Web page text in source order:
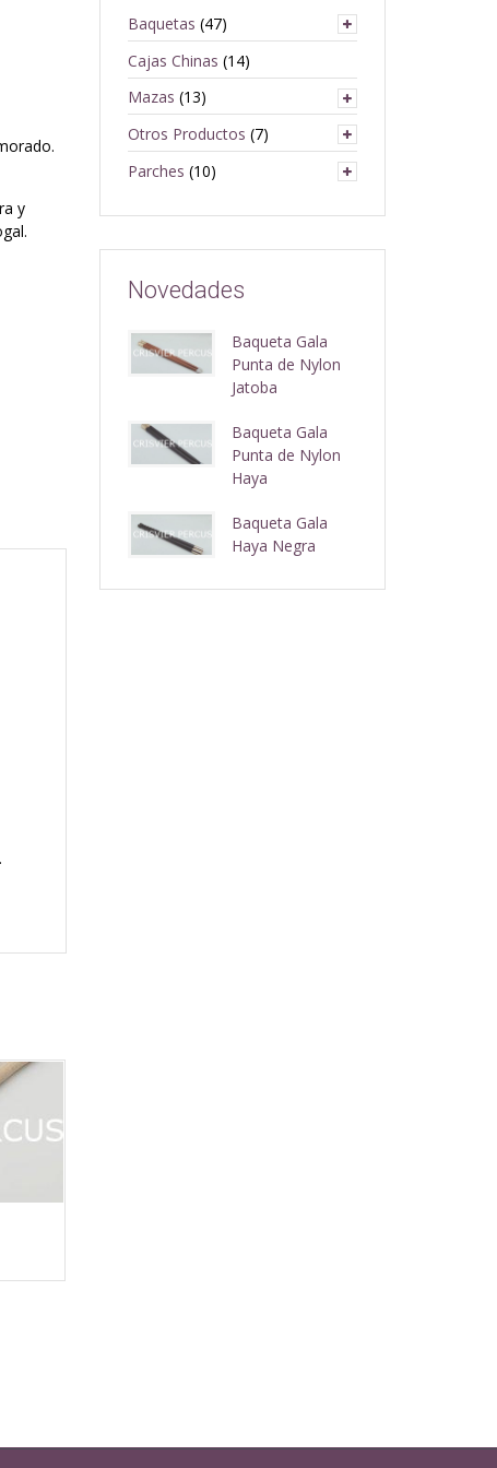
y
Baquetas (47)
Cajas Chinas (14)
Mazas (13)
Otros Productos (7)
Parches (10)
Novedades
Baqueta Gala
Punta de Nylon
Jatoba
Baqueta Gala
Punta de Nylon
Haya
Baqueta Gala
Haya Negra